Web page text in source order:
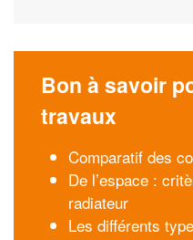
Bon à savoir
travaux
Comparatif des
De l’espace :
radiateur
Les différents